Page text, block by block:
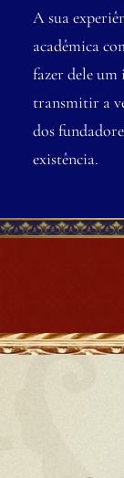
A sua
acadêmica
fazer dele
transmitir a
dos
existência.